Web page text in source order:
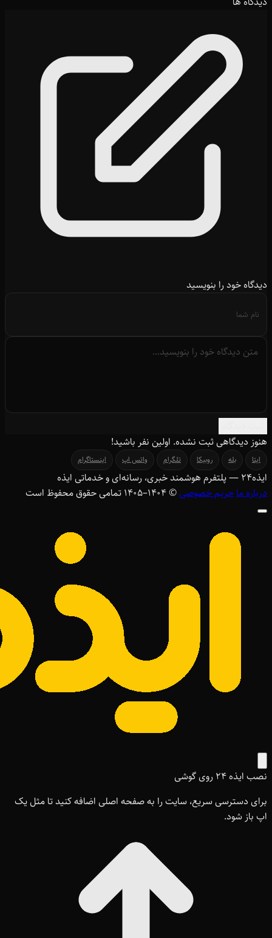
دیدگاه خود را بنویسید
هنوز دیدگاهی ثبت نشده. اولین نفر باشید!
ایتا بله روبیکا تلگرام واتس اپ اینستاگرام
ایذه۲۴ — پلتفرم هوشمند خبری، رسانه‌ای و خدماتی ایذه
درباره ماحریم خصوصی© ۱۴۰۴–1405 تمامی حقوق محفوظ است
نصب ایذه ۲۴ روی گوشی
برای دسترسی سریع، سایت را به صفحه اصلی اضافه کنید تا مثل یک
اپ باز شود.